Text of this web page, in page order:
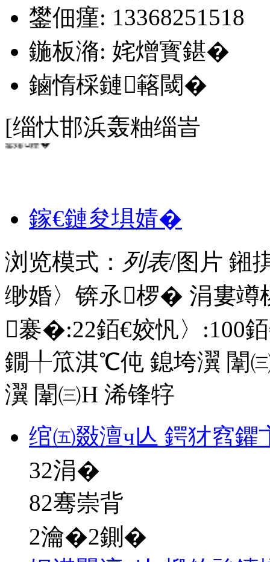
鐢佃瘽: 13368251518
鍦板潃: 姹熷寳鍖�
鏀惰棌鏈簵閾�
[缁忕邯浜轰粙缁峕
鐜嬬鑸�
鎵€鏈夋埧婧�
浏览模式： 列表/图片 鎺
缈婚〉锛氶椤� 涓婁
褰�:22銆€姣忛〉:100
鐗╀笟淇℃伅 鎴垮瀷 闈
瀷 闈㈢Н 浠锋牸
绾㈤敠澶ч亾 鍔犲窞鑺
32涓�
82骞崇背
2瀹�2鍘�